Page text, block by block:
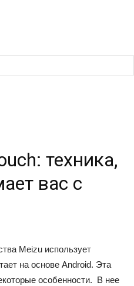
техника,
вас с
Meizu использует
на основе Android. Эта
особенности. В нее